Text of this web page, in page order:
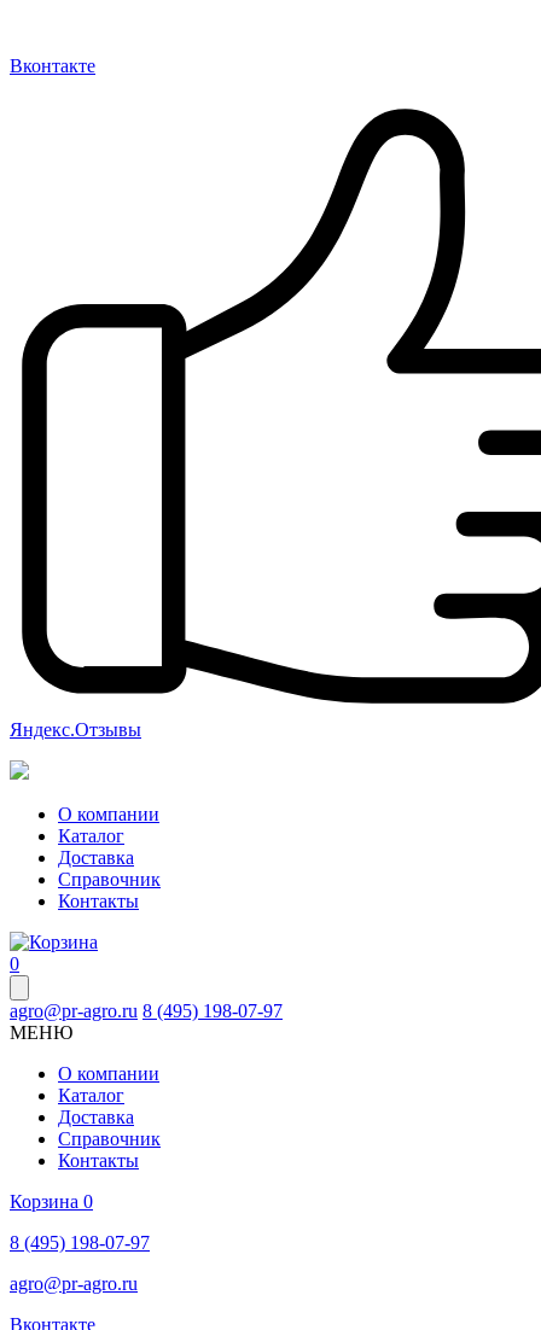
Вконтакте
Яндекс.Отзывы
О компании
Каталог
Доставка
Справочник
Контакты
0
agro@pr-agro.ru 8 (495) 198-07-97
МЕНЮ
О компании
Каталог
Доставка
Справочник
Контакты
Корзина 0
8 (495) 198-07-97
agro@pr-agro.ru
Вконтакте